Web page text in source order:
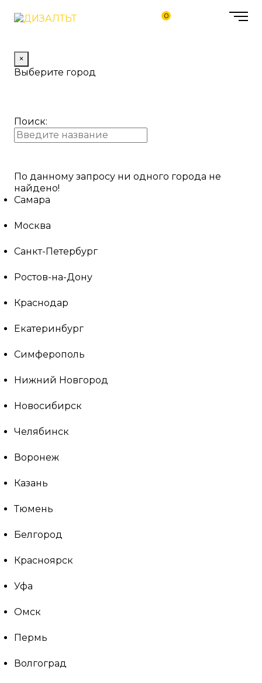
0
×
Выберите город
Поиск:
По данному запросу ни одного города не
найдено!
Самара
Москва
Санкт-Петербург
Ростов-на-Дону
Краснодар
Екатеринбург
Симферополь
Нижний Новгород
Новосибирск
Челябинск
Воронеж
Казань
Тюмень
Белгород
Красноярск
Уфа
Омск
Пермь
Волгоград